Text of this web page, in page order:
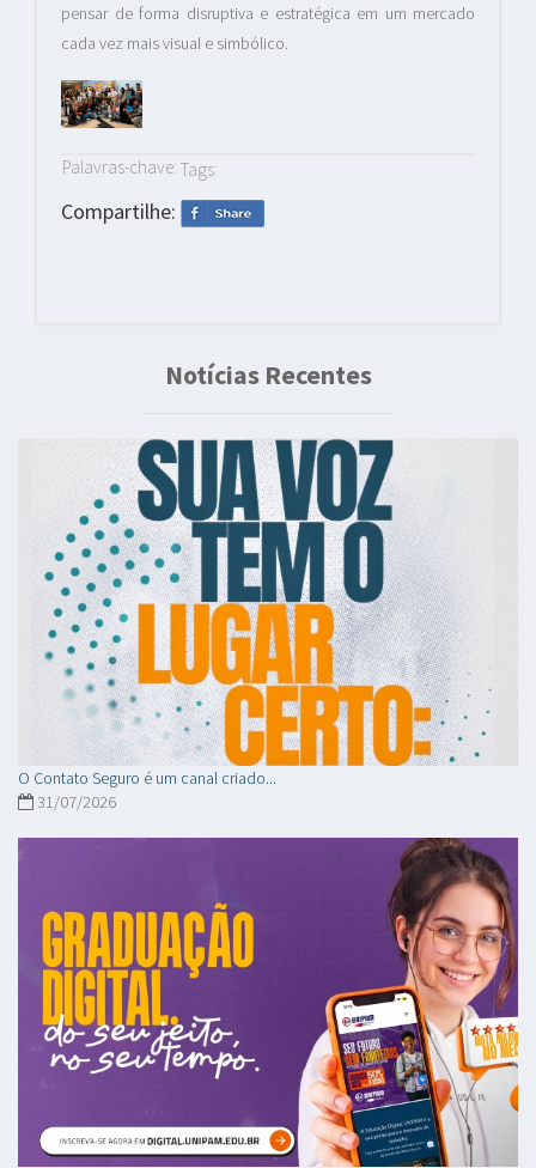
pensar de forma disruptiva e estratégica em um mercado
cada vez mais visual e simbólico.
Palavras-chave: Tags:
Compartilhe:
Notícias Recentes
O Contato Seguro é um canal criado...
31/07/2026